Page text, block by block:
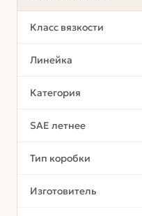
Класс вязкости
Линейка
Категория
SAE летнее
Тип коробки
Изготовитель